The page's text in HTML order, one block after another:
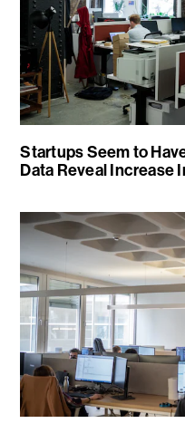
Startups Seem to
Data Reveal Increase